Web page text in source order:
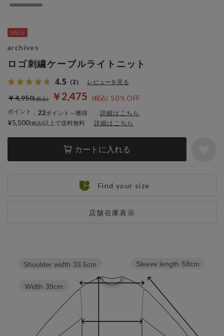
ロゴ刺繍ケーブルライトニット
4.5 （2） レビューを見る
￥2,475 50％OFF
￥4,950
ポイント ： 22ポイント～獲得 詳細はこちら
カートに入れる
店舗在庫表示
archives
¥5,500 以上で送料無料 詳細はこちら
Find your size
Sleeve length 58cm
Width 39cm
Shoulder width 33.5cm